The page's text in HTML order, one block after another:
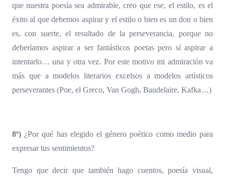
que nuestra poesía sea admirable, creo que ese, el estilo, es el
éxito al que debemos aspirar y el estilo o bien es un don o bien
es, con suerte, el resultado de la perseverancia, porque no
deberíamos aspirar a ser fantásticos poetas pero sí aspirar a
intentarlo… una y otra vez. Por este motivo mi admiración va
más que a modelos literarios excelsos a modelos artísticos
perseverantes (Poe, el Greco, Van Gogh, Baudelaire, Kafka…)
8º) ¿Por qué has elegido el género poético como medio para
expresar tus sentimientos?
Tengo que decir que también hago cuentos, poesía visual,